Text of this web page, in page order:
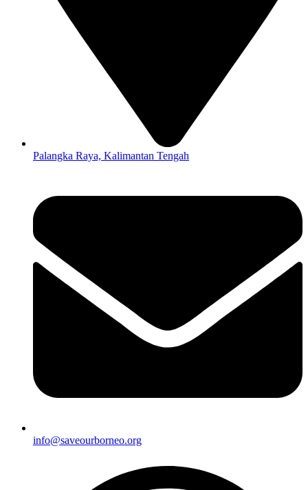
Palangka Raya, Kalimantan Tengah
info@saveourborneo.org